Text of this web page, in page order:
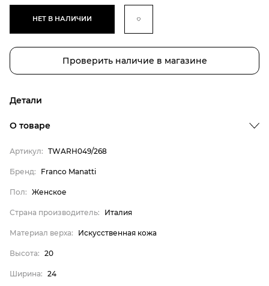
НЕТ В НАЛИЧИИ
Проверить наличие в магазине
Детали
Бренд
Пол
Страна производитель
Материал верха
Высота
Ширина
О товаре
Артикул: TWARH049/268
Бренд: Franco Manatti
Пол: Женское
Страна производитель: Италия
Материал верха: Искусственная кожа
Высота: 20
Ширина: 24